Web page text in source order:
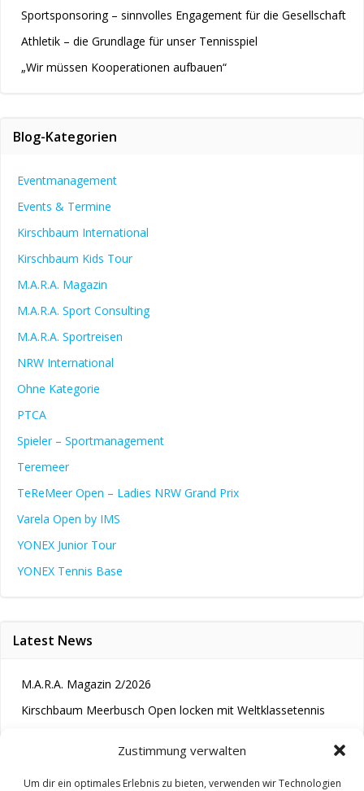
Zustimmung verwalten
Um dir ein optimales Erlebnis zu bieten, verwenden wir Technologien
Sportsponsoring – sinnvolles Engagement für die Gesellschaft
Athletik – die Grundlage für unser Tennisspiel
„Wir müssen Kooperationen aufbauen“
Blog-Kategorien
Eventmanagement
Events & Termine
Kirschbaum International
Kirschbaum Kids Tour
M.A.R.A. Magazin
M.A.R.A. Sport Consulting
M.A.R.A. Sportreisen
NRW International
Ohne Kategorie
PTCA
Spieler – Sportmanagement
Teremeer
TeReMeer Open – Ladies NRW Grand Prix
Varela Open by IMS
YONEX Junior Tour
YONEX Tennis Base
Latest News
M.A.R.A. Magazin 2/2026
Kirschbaum Meerbusch Open locken mit Weltklassetennis